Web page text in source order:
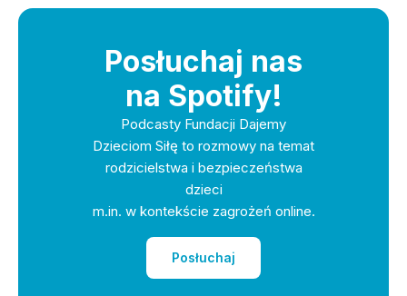
Posłuchaj nas
na Spotify!
Podcasty Fundacji Dajemy
Dzieciom Siłę to rozmowy na temat
rodzicielstwa i bezpieczeństwa
dzieci
m.in. w kontekście zagrożeń online.
Posłuchaj